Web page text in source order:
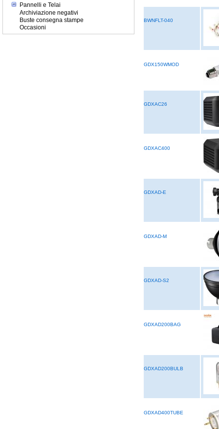
Pannelli e Telai
Archiviazione negativi
Buste consegna stampe
Occasioni
BWNFLT-040
GDX150WMOD
GDXAC26
GDXAC400
GDXAD-E
GDXAD-M
GDXAD-S2
GDXAD200BAG
GDXAD200BULB
GDXAD400TUBE